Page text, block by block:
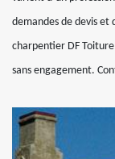
demandes de devis
charpentier DF
sans engagement.